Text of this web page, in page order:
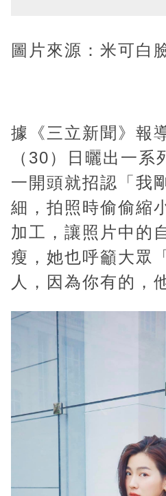
圖片來源：米可白
據《三立新聞》報
（30）日曬出一系
一開頭就招認「我
細，拍照時偷偷縮
加工，讓照片中的
瘦，她也呼籲大眾
人，因為你有的，